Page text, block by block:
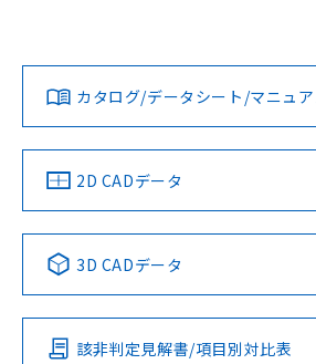
L: 12mm以上、φd: 70mm以上、D:
以上、n: 70mm以上
金属埋め込み
鉄材
l: 4mm以上、φd: 30mm以上、D:
ダウンロードデータをご利用いただく
みください。
ソフトウェアの使用条件
対応済み
中国 RoHS 注意事項・凡例
Pb Hg
O
LR型式承認
（イギリス
船舶規格）
DNV型式承認
（ノルウェー
No No
この製品の規格認
その他の認証はこちらのペー
カタログ/データシート/マニュ
2D CADデータ
3D CADデータ
該非判定見解書/項目別対比表